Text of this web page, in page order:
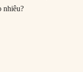
nhiêu?